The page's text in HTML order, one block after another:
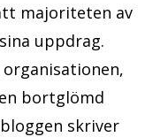
majoriteten av
uppdrag.
bortglömd
skriver